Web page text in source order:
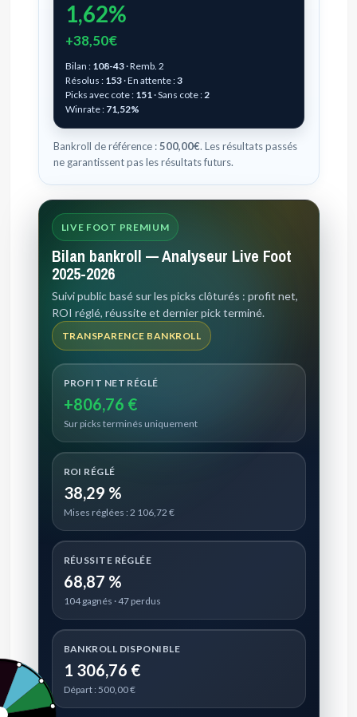
1,62%
+38,50€
Bilan : 108-43· Remb. 2
Résolus : 153· En attente :3
Picks avec cote : 151 · Sans cote : 2
Winrate : 71,52%
Bankroll de référence :500,00€. Les résultats passés
ne garantissent pas les résultats futurs.
LIVE FOOT PREMIUM
Bilan bankroll — Analyseur Live Foot
2025-2026
Suivi public basé sur les picks clôturés : profit net,
ROI réglé, réussite et dernier pick terminé.
TRANSPARENCE BANKROLL
PROFIT NET RÉGLÉ
+806,76 €
Sur picks terminés uniquement
ROI RÉGLÉ
38,29 %
Mises réglées : 2 106,72 €
RÉUSSITE RÉGLÉE
68,87 %
104 gagnés · 47 perdus
BANKROLL DISPONIBLE
1 306,76 €
Départ : 500,00 €